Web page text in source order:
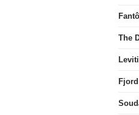
The
Fjord